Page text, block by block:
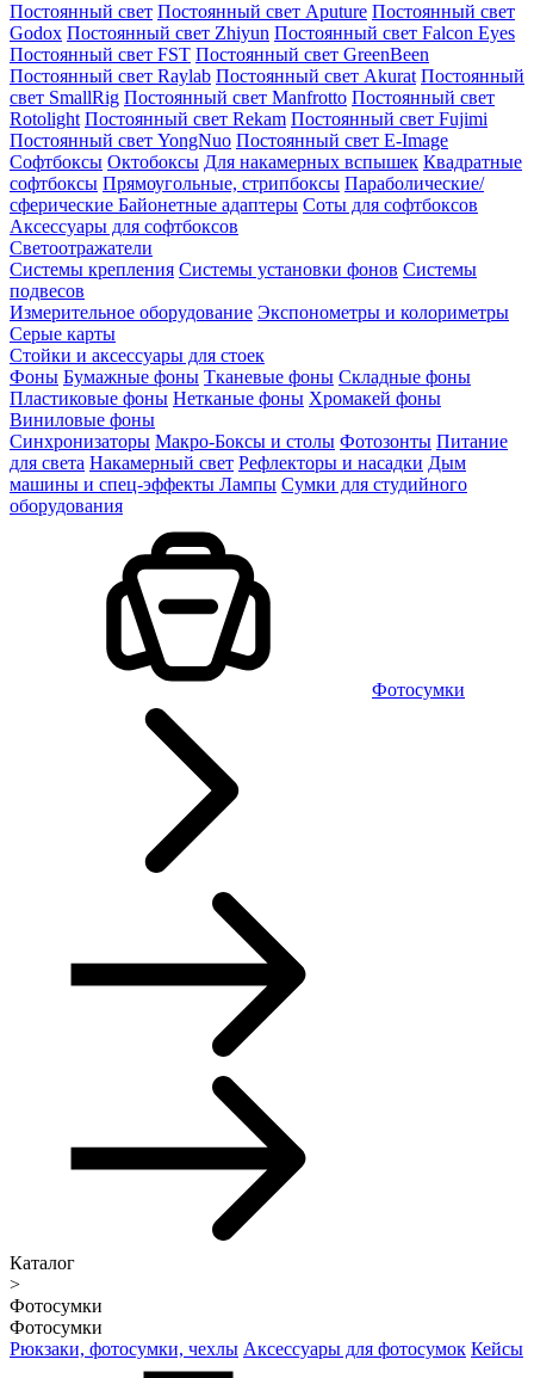
Постоянный свет Постоянный свет Aputure Постоянный свет
Godox Постоянный свет Zhiyun Постоянный свет Falcon Eyes
Постоянный свет FST Постоянный свет GreenBeen
Постоянный свет Raylab Постоянный свет Akurat Постоянный
свет SmallRig Постоянный свет Manfrotto Постоянный свет
Rotolight Постоянный свет Rekam Постоянный свет Fujimi
Постоянный свет YongNuo Постоянный свет E-Image
Софтбоксы Октобоксы Для накамерных вспышек Квадратные
софтбоксы Прямоугольные, стрипбоксы Параболические/
сферические Байонетныe адаптеры Соты для софтбоксов
Аксессуары для софтбоксов
Светоотражатели
Системы крепления Системы установки фонов Системы
подвесов
Измерительное оборудование Экспонометры и колориметры
Серые карты
Стойки и аксессуары для стоек
Фоны Бумажные фоны Тканевые фоны Складные фоны
Пластиковые фоны Нетканые фоны Хромакей фоны
Виниловые фоны
Синхронизаторы Макро-Боксы и столы Фотозонты Питание
для света Накамерный свет Рефлекторы и насадки Дым
машины и спец-эффекты Лампы Сумки для студийного
оборудования
Фотосумки
Каталог
>
Фотосумки
Фотосумки
Рюкзаки, фотосумки, чехлы Аксессуары для фотосумок Кейсы